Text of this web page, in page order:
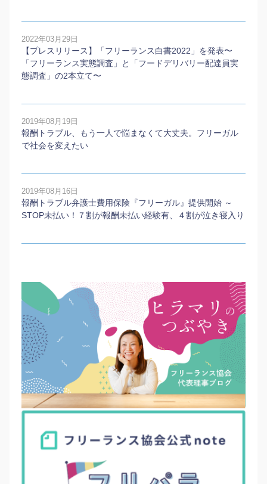
2022年03月29日
【プレスリリース】「フリーランス白書2022」を発表〜
「フリーランス実態調査」と「フードデリバリー配達員実
態調査」の2本⽴て〜
2019年08月19日
報酬トラブル、もう一人で悩まなくて大丈夫。フリーガル
で社会を変えたい
2019年08月16日
報酬トラブル弁護士費用保険『フリーガル』提供開始 ～
STOP未払い！７割が報酬未払い経験有、４割が泣き寝入り